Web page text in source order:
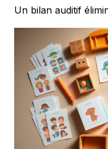
Un bilan auditif